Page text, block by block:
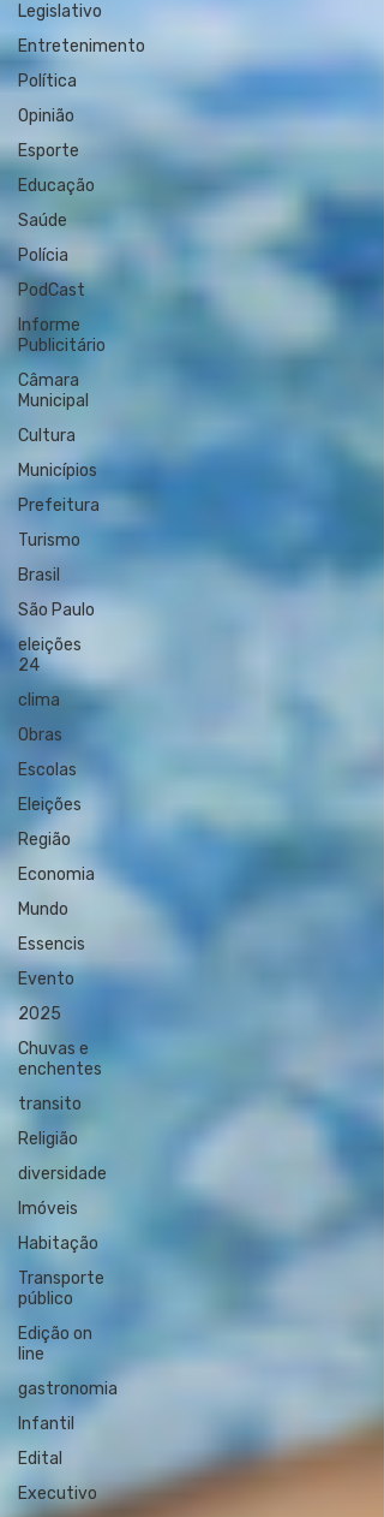
Legislativo
Entretenimento
Política
Opinião
Esporte
Educação
Saúde
Polícia
PodCast
Informe
Publicitário
Câmara
Municipal
Cultura
Municípios
Prefeitura
Turismo
Brasil
São Paulo
eleições
24
clima
Obras
Escolas
Eleições
Região
Economia
Mundo
Essencis
Evento
2025
Chuvas e
enchentes
transito
Religião
diversidade
Imóveis
Habitação
Transporte
público
Edição on
line
gastronomia
Infantil
Edital
Executivo